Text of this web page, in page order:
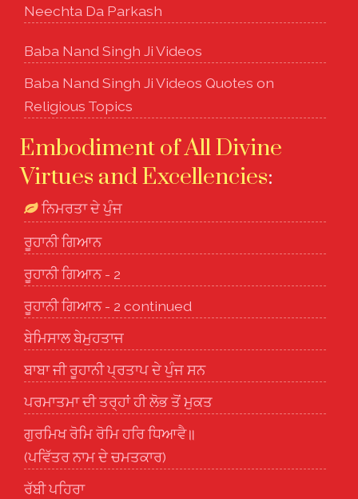
Neechta Da Parkash
Baba Nand Singh Ji Videos
Baba Nand Singh Ji Videos Quotes on
Religious Topics
Embodiment of All Divine
Virtues and Excellencies:
ਨਿਮਰਤਾ ਦੇ ਪੁੰਜ
ਰੂਹਾਨੀ ਗਿਆਨ
ਰੂਹਾਨੀ ਗਿਆਨ - 2
ਰੂਹਾਨੀ ਗਿਆਨ - 2 continued
ਬੇਮਿਸਾਲ ਬੇਮੁਹਤਾਜ
ਬਾਬਾ ਜੀ ਰੂਹਾਨੀ ਪ੍ਰਤਾਪ ਦੇ ਪੁੰਜ ਸਨ
ਪਰਮਾਤਮਾ ਦੀ ਤਰ੍ਹਾਂ ਹੀ ਲੋਭ ਤੋਂ ਮੁਕਤ
ਗੁਰਮਿਖ ਰੋਮਿ ਰੋਮਿ ਹਰਿ ਧਿਆਵੈ॥
(ਪਵਿੱਤਰ ਨਾਮ ਦੇ ਚਮਤਕਾਰ)
ਰੱਬੀ ਪਹਿਰਾ